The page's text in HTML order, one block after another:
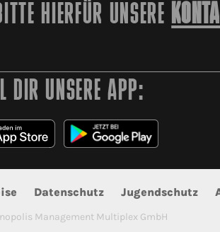
HIERFÜR UNSERE
DIR UNSERE APP:
Datenschutz Jugendschutz
Management Multiplex GmbH